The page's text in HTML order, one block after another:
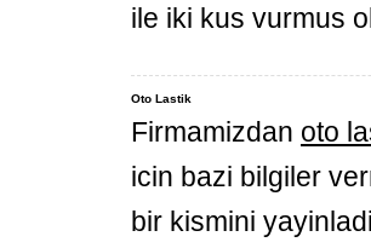
ile iki kus vurmus
Oto Lastik
Firmamizdan oto
icin bazi bilgiler
bir kismini